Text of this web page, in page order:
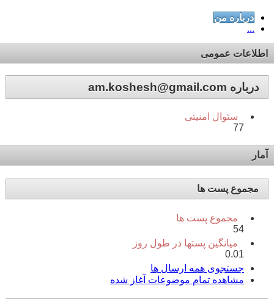
درباره من
...
اطلاعات عمومی
درباره am.koshesh@gmail.com
سئوال امنیتی
77
آمار
مجموع پست ها
مجموع پست ها
54
میانگین پستها در طول روز
0.01
جستجوی همه ارسال ها
مشاهده تمام موضوعات آغاز شده